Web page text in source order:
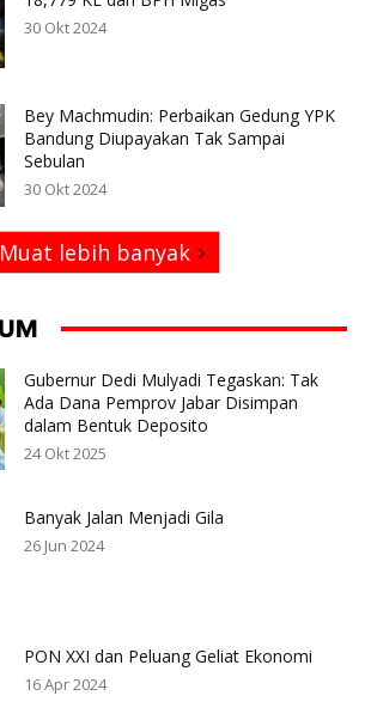
30 Okt 2024
Bey Machmudin: Perbaikan Gedung YPK
Bandung Diupayakan Tak Sampai
Sebulan
30 Okt 2024
Muat lebih banyak
Gubernur Dedi Mulyadi Tegaskan: Tak
Ada Dana Pemprov Jabar Disimpan
dalam Bentuk Deposito
24 Okt 2025
Banyak Jalan Menjadi Gila
26 Jun 2024
PON XXI dan Peluang Geliat Ekonomi
16 Apr 2024